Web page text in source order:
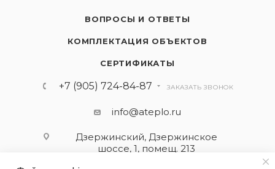
ВОПРОСЫ И ОТВЕТЫ
КОМПЛЕКТАЦИЯ ОБЪЕКТОВ
СЕРТИФИКАТЫ
+7 (905) 724-84-87 ЗАКАЗАТЬ ЗВОНОК
info@ateplo.ru
Дзержинский, Дзержинское
шоссе, 1, помещ. 213